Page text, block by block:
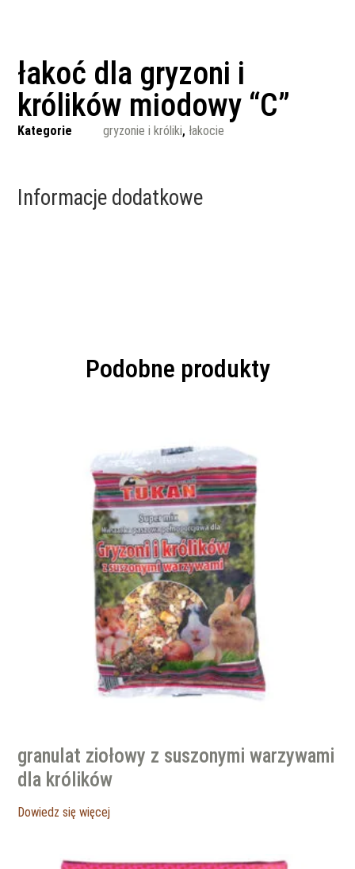
łakoć dla gryzoni i
królików miodowy “C”
Kategorie gryzonie i króliki, łakocie
Informacje dodatkowe
Podobne produkty
granulat ziołowy z suszonymi warzywami
dla królików
Dowiedz się więcej